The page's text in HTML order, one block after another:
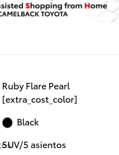
Ruby Flare Pearl
[extra_cost_color]
Black
SUV/5 asientos